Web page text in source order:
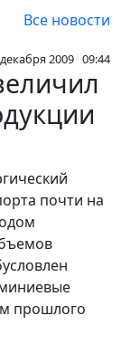
Все новости
2009 09:44
почти на
прошлого